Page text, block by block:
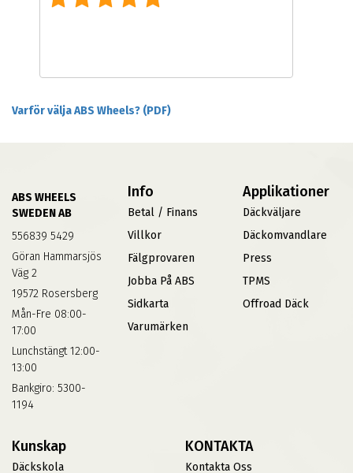
Varför välja ABS Wheels? (PDF)
ABS WHEELS
SWEDEN AB
556839 5429
Göran Hammarsjös
Väg 2
19572 Rosersberg
Mån-Fre 08:00-
17:00
Lunchstängt 12:00-
13:00
Bankgiro: 5300-
1194
Info
Betal / Finans
Villkor
Fälgprovaren
Jobba På ABS
Sidkarta
Varumärken
Applikationer
Däckväljare
Däckomvandlare
Press
TPMS
Offroad Däck
Kunskap
Däckskola
KONTAKTA
Kontakta Oss